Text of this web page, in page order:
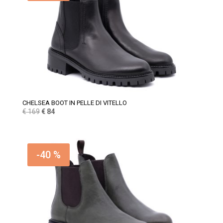
CHELSEA BOOT IN PELLE DI VITELLO
€169 Il
era:
€ 169.
€84Il
è:
€ 84.
-40 %